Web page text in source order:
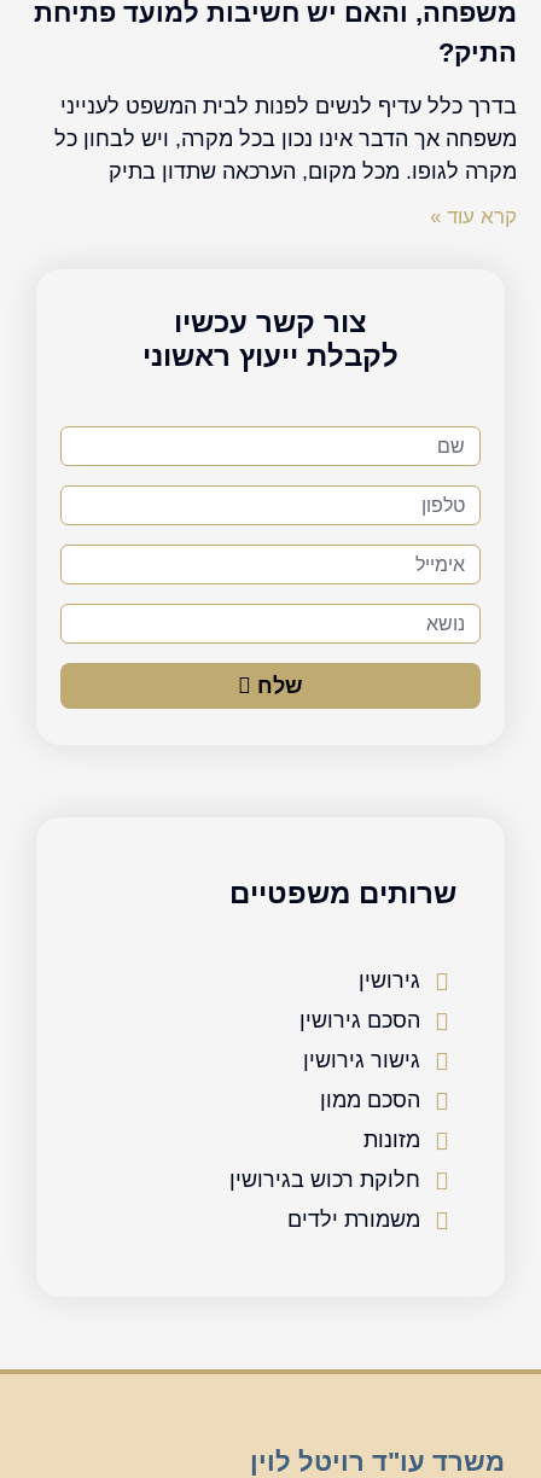
משפחה, והאם יש חשיבות למועד פתיחת
התיק?
בדרך כלל עדיף לנשים לפנות לבית המשפט לענייני
משפחה אך הדבר אינו נכון בכל מקרה, ויש לבחון כל
מקרה לגופו. מכל מקום, הערכאה שתדון בתיק
קרא עוד »
צור קשר עכשיו
לקבלת ייעוץ ראשוני
שם
טלפון
אימייל
נושא
שלח
שרותים משפטיים
גירושין
הסכם גירושין
גישור גירושין
הסכם ממון
מזונות
חלוקת רכוש בגירושין
משמורת ילדים
משרד עו"ד רויטל לוין